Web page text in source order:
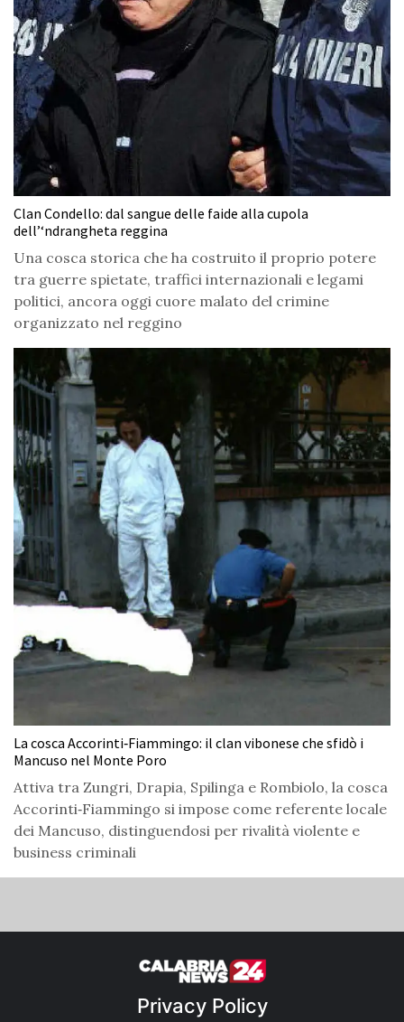
Clan Condello: dal sangue delle faide alla cupola
dell’‘ndrangheta reggina
Una cosca storica che ha costruito il proprio potere
tra guerre spietate, traffici internazionali e legami
politici, ancora oggi cuore malato del crimine
organizzato nel reggino
La cosca Accorinti‑Fiammingo: il clan vibonese che sfidò i
Mancuso nel Monte Poro
Attiva tra Zungri, Drapia, Spilinga e Rombiolo, la cosca
Accorinti‑Fiammingo si impose come referente locale
dei Mancuso, distinguendosi per rivalità violente e
business criminali
Privacy Policy